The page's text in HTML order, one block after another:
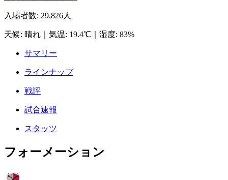
入場者数: 29,826人
天候: 晴れ 気温: 19.4℃ 湿度: 83%
サマリー
ラインナップ
戦評
試合速報
スタッツ
フォーメーション